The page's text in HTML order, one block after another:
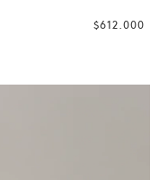
$612.000